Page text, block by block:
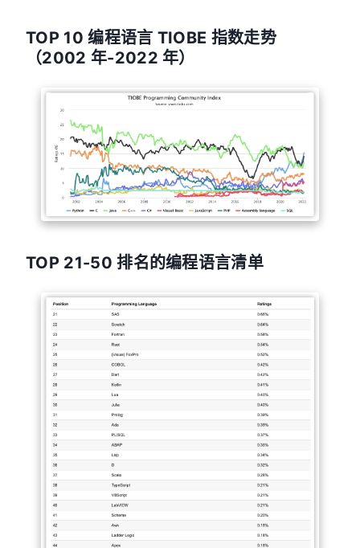
TOP 10 编程语言 TIOBE 指数走势
（2002 年-2022 年）
TOP 21-50 排名的编程语言清单